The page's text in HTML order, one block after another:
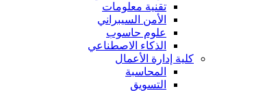
تقنية معلومات
الأمن السيبراني
علوم حاسوب
الذكاء الاصطناعي
كلية إدارة الأعمال
المحاسبة
التسويق